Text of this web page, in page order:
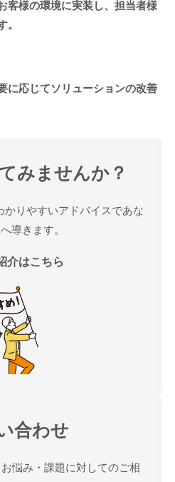
客様の環境に実装し、担当者様
。
に応じてソリューションの改善
みませんか？
かりやすいアドバイスであな
導きます。
介はこちら
合わせ
悩み・課題に対してのご相